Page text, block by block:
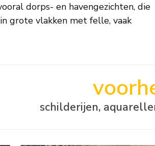
dorps- en havengezichten, die
grote vlakken met felle, vaak
trouwe groep klanten langs ging
schilderijen,